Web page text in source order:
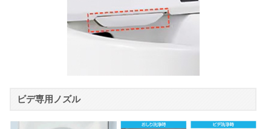
ビデ専用ノズル